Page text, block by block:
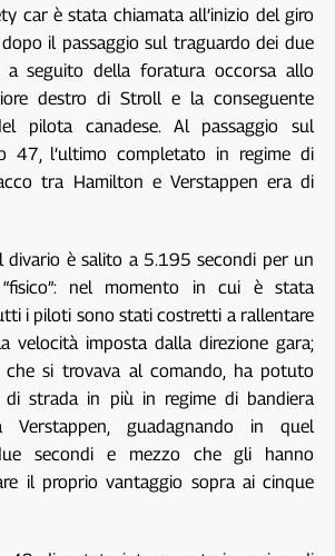
car è stata chiamata all’inizio del giro
il passaggio sul traguardo dei due
a seguito della foratura occorsa allo
destro di Stroll e la conseguente
pilota canadese. Al passaggio sul
47, l’ultimo completato in regime di
tra Hamilton e Verstappen era di
divario è salito a 5.195 secondi per un
nel momento in cui è stata
i piloti sono stati costretti a rallentare
velocità imposta dalla direzione gara;
che si trovava al comando, ha potuto
di strada in più in regime di bandiera
guadagnando in quel
secondi e mezzo che gli hanno
il proprio vantaggio sopra ai cinque